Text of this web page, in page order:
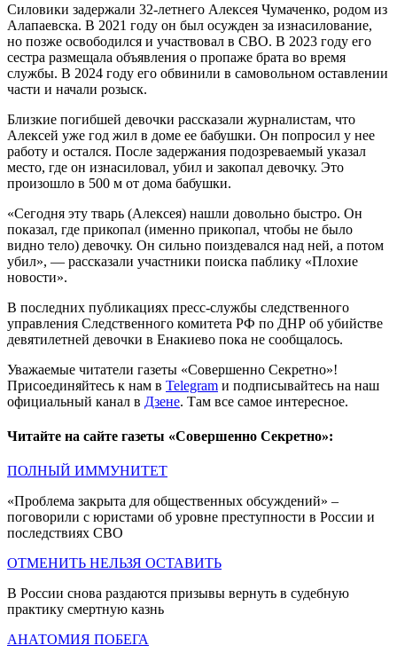
Силовики задержали 32-летнего Алексея Чумаченко, родом из
Алапаевска. В 2021 году он был осужден за изнасилование,
но позже освободился и участвовал в СВО. В 2023 году его
сестра размещала объявления о пропаже брата во время
службы. В 2024 году его обвинили в самовольном оставлении
части и начали розыск.
Близкие погибшей девочки рассказали журналистам, что
Алексей уже год жил в доме ее бабушки. Он попросил у нее
работу и остался. После задержания подозреваемый указал
место, где он изнасиловал, убил и закопал девочку. Это
произошло в 500 м от дома бабушки.
«Сегодня эту тварь (Алексея) нашли довольно быстро. Он
показал, где прикопал (именно прикопал, чтобы не было
видно тело) девочку. Он сильно поиздевался над ней, а потом
убил», — рассказали участники поиска паблику «Плохие
новости».
В последних публикациях пресс-службы следственного
управления Следственного комитета РФ по ДНР об убийстве
девятилетней девочки в Енакиево пока не сообщалось.
Уважаемые читатели газеты «Совершенно Секретно»!
Присоединяйтесь к нам в Telegram и подписывайтесь на наш
официальный канал в Дзене. Там все самое интересное.
Читайте на сайте газеты «Совершенно Секретно»:
ПОЛНЫЙ ИММУНИТЕТ
«Проблема закрыта для общественных обсуждений» –
поговорили с юристами об уровне преступности в России и
последствиях СВО
ОТМЕНИТЬ НЕЛЬЗЯ ОСТАВИТЬ
В России снова раздаются призывы вернуть в судебную
практику смертную казнь
АНАТОМИЯ ПОБЕГА